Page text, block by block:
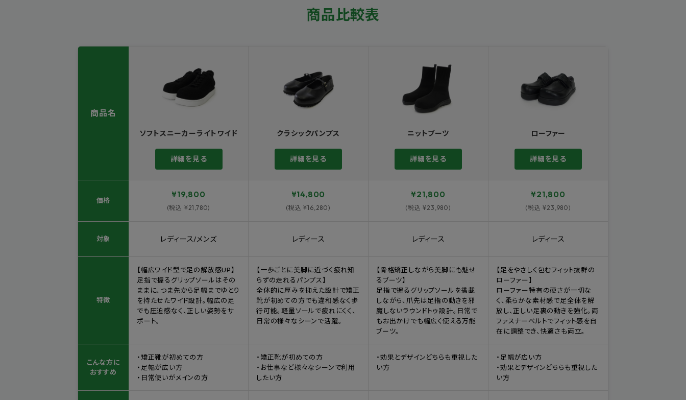
商品比較表
商品名
ソフトスニーカーライトワイド
詳細を見る
クラシックパンプス
詳細を見る
ニットブーツ
詳細を見る
ローファー
詳細を見る
価格
¥19,800
(税込 ¥21,780)
¥14,800
(税込 ¥16,280)
¥21,800
(税込 ¥23,980)
¥21,800
(税込 ¥23,980)
対象 レディース/メンズ レディース レディース レディース
特徴
【幅広ワイド型で足の解放感UP】
足指で握るグリップソールはその
ままに、つま先から足幅までゆとり
を持たせたワイド設計。幅広の足
でも圧迫感なく、正しい姿勢をサ
ポート。
【一歩ごとに美脚に近づく疲れ知
らずの走れるパンプス】
全体的に厚みを抑えた設計で矯正
靴が初めての方でも違和感なく歩
行可能。軽量ソールで疲れにくく、
日常の様々なシーンで活躍。
【骨格矯正しながら美脚にも魅せ
るブーツ】
足指で握るグリップソールを搭載
しながら、爪先は足指の動きを邪
魔しないラウンドトゥ設計。日常で
もお出かけでも幅広く使える万能
ブーツ。
【足をやさしく包むフィット抜群の
ローファー】
ローファー特有の硬さが一切な
く、柔らかな素材感で足全体を解
放し、正しい足裏の動きを強化。両
ファスナーベルトでフィット感を自
在に調整でき、快適さも両立。
こんな方に
おすすめ
・矯正靴が初めての方
・足幅が広い方
・日常使いがメインの方
・矯正靴が初めての方
・お仕事など様々なシーンで利用
したい方
・効果とデザインどちらも重視した
い方
・足幅が広い方
・効果とデザインどちらも重視した
い方